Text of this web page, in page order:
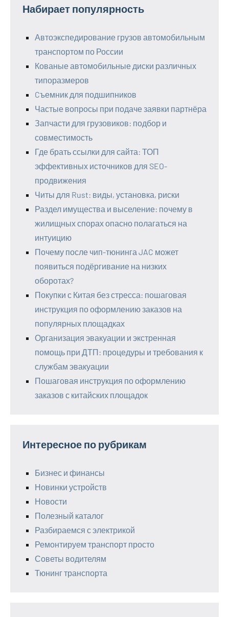
Набирает популярность
Автоэкспедирование грузов автомобильным
транспортом по России
Кованые автомобильные диски различных
типоразмеров
Cъемник для подшипников
Частые вопросы при подаче заявки партнёра
Запчасти для грузовиков: подбор и
совместимость
Где брать ссылки для сайта: ТОП
эффективных источников для SEO-
продвижения
Читы для Rust: виды, установка, риски
Раздел имущества и выселение: почему в
жилищных спорах опасно полагаться на
интуицию
Почему после чип-тюнинга JAC может
появиться подёргивание на низких
оборотах?
Покупки с Китая без стресса: пошаговая
инструкция по оформлению заказов на
популярных площадках
Организация эвакуации и экстренная
помощь при ДТП: процедуры и требования к
службам эвакуации
Пошаговая инструкция по оформлению
заказов с китайских площадок
Интересное по рубрикам
Бизнес и финансы
Новинки устройств
Новости
Полезный каталог
Разбираемся с электрикой
Ремонтируем транспорт просто
Советы водителям
Тюнинг транспорта